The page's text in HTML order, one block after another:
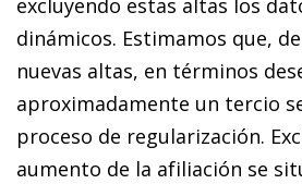
excluyendo estas altas los
dinámicos. Estimamos que,
nuevas altas, en términos
aproximadamente un tercio
proceso de regularización.
aumento de la afiliación se